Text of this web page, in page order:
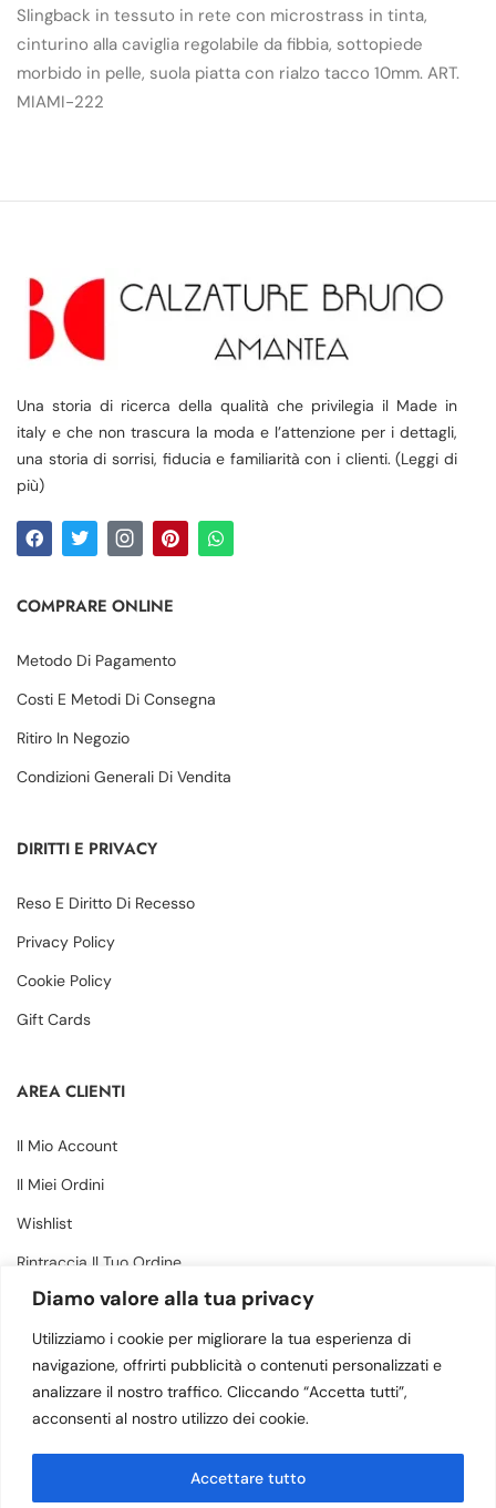
Diamo valore alla tua privacy
Utilizziamo i cookie per migliorare la tua esperienza di
navigazione, offrirti pubblicità o contenuti personalizzati e
analizzare il nostro traffico. Cliccando “Accetta tutti”,
acconsenti al nostro utilizzo dei cookie.
Accettare tutto
Slingback in tessuto in rete con microstrass in tinta,
cinturino alla caviglia regolabile da fibbia, sottopiede
morbido in pelle, suola piatta con rialzo tacco 10mm. ART.
MIAMI-222
Una storia di ricerca della qualità che privilegia il Made in
italy e che non trascura la moda e l’attenzione per i dettagli,
una storia di sorrisi, fiducia e familiarità con i clienti. (Leggi di
più)
COMPRARE ONLINE
Metodo Di Pagamento
Costi E Metodi Di Consegna
Ritiro In Negozio
Condizioni Generali Di Vendita
DIRITTI E PRIVACY
Reso E Diritto Di Recesso
Privacy Policy
Cookie Policy
Gift Cards
AREA CLIENTI
Il Mio Account
Il Miei Ordini
Wishlist
Rintraccia Il Tuo Ordine
CONTATTI
Via Margherita 34, Amantea (CS) - 87032
info@calzaturebruno.com